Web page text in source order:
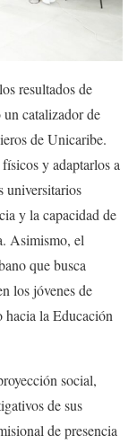
resultados de
catalizador de
de Unicaribe.
y adaptarlos a
universitarios
y la capacidad de
Asimismo, el
que busca
los jóvenes de
hacia la Educación
social,
de sus
de presencia